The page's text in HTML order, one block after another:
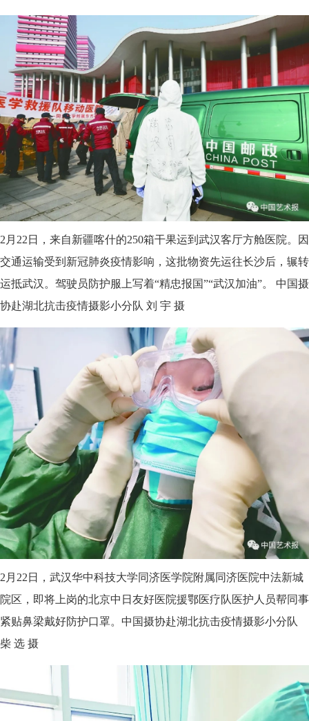
2月22日，来自新疆喀什的250箱干果运到武汉客厅方舱医院。因
交通运输受到新冠肺炎疫情影响，这批物资先运往长沙后，辗转
运抵武汉。驾驶员防护服上写着“精忠报国”“武汉加油”。 中国摄
协赴湖北抗击疫情摄影小分队 刘 宇 摄
2月22日，武汉华中科技大学同济医学院附属同济医院中法新城
院区，即将上岗的北京中日友好医院援鄂医疗队医护人员帮同事
紧贴鼻梁戴好防护口罩。中国摄协赴湖北抗击疫情摄影小分队
柴 选 摄